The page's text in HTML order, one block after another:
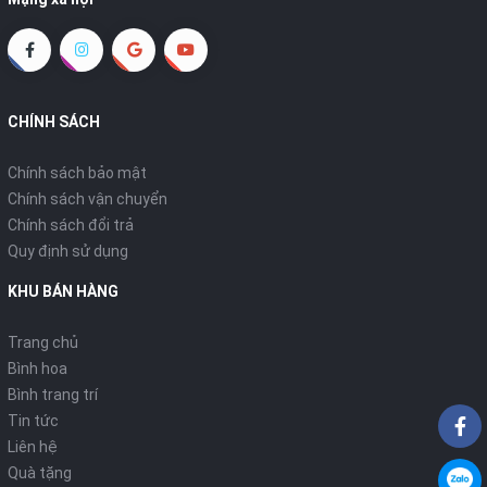
CHÍNH SÁCH
Chính sách bảo mật
Chính sách vận chuyển
Chính sách đổi trả
Quy định sử dụng
KHU BÁN HÀNG
Trang chủ
Bình hoa
Bình trang trí
Tin tức
Liên hệ
Quà tặng